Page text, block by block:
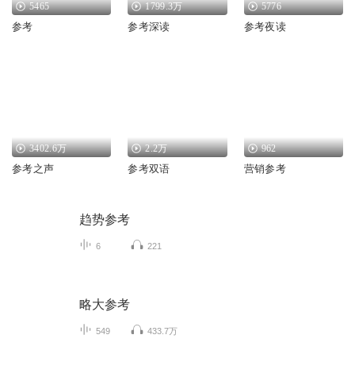
5465
参考
1799.3万
参考深读
5776
参考夜读
3402.6万
参考之声
2.2万
参考双语
962
营销参考
趋势参考
6 221
略大参考
549 433.7万